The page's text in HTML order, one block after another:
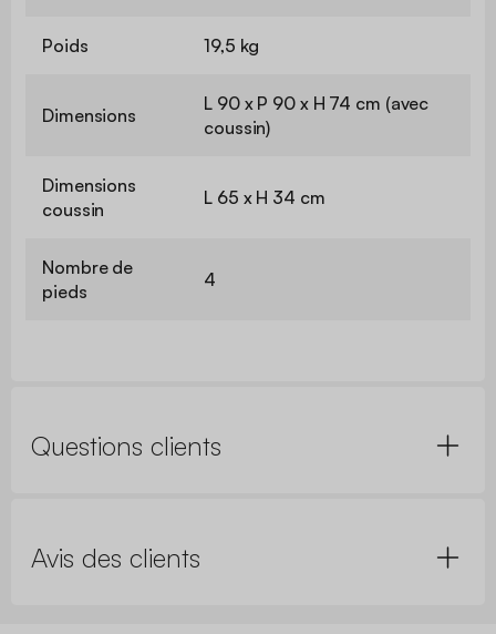
Poids 19,5 kg
Dimensions
L 90 x P 90 x H 74 cm (avec
coussin)
Dimensions
coussin
L 65 x H 34 cm
Nombre de
pieds
4
Questions clients
Avis des clients